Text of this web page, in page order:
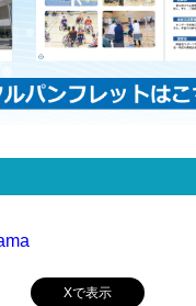
Xで表示